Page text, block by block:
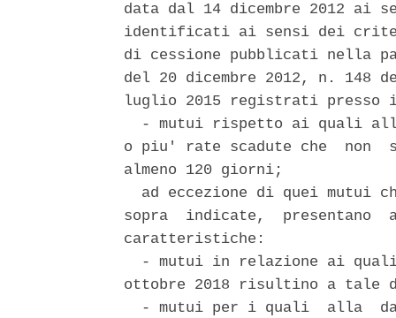
data dal 14 dicembre 2012 ai
identificati ai sensi dei
di cessione pubblicati nella
del 20 dicembre 2012, n. 148
luglio 2015 registrati
- mutui rispetto ai quali
o piu' rate scadute che  non
almeno 120 giorni;
ad eccezione di quei mutui
sopra  indicate,
caratteristiche:
- mutui in relazione ai
ottobre 2018 risultino a tale
- mutui per i quali  alla